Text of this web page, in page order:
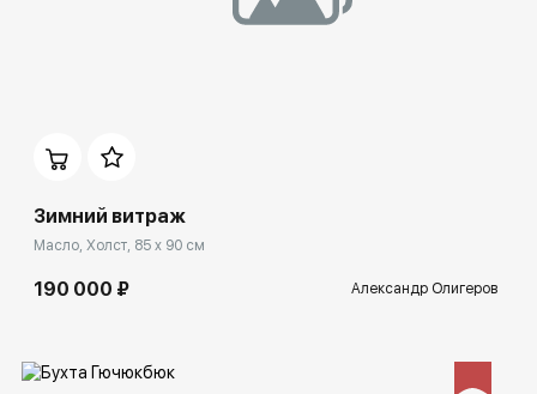
Зимний витраж
Масло, Холст, 85 x 90 см
190 000 ₽ Александр Олигеров